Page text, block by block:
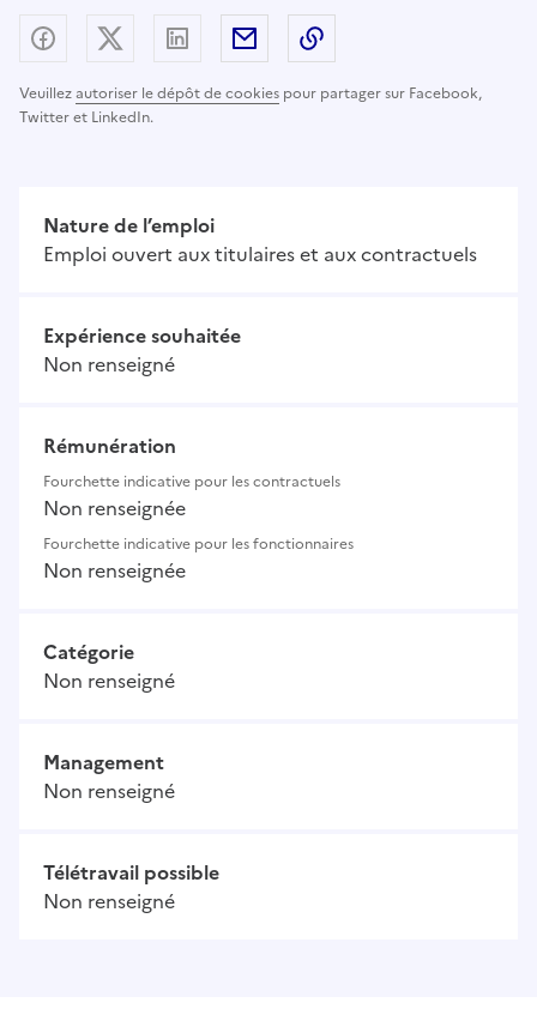
Veuillezautoriser le dépôt de cookies pour partager sur Facebook,
Twitter et LinkedIn.
Partager sur Facebook
Partager sur X (anciennement Twitter) -
Partager sur LinkedIn
Partager par email
Nature de l’emploi
Emploi ouvert aux titulaires et aux contractuels
Expérience souhaitée
Non renseigné
Rémunération
Fourchette indicative pour les contractuels
Non renseignée
Fourchette indicative pour les fonctionnaires
Non renseignée
Catégorie
Non renseigné
Management
Non renseigné
Télétravail possible
Non renseigné